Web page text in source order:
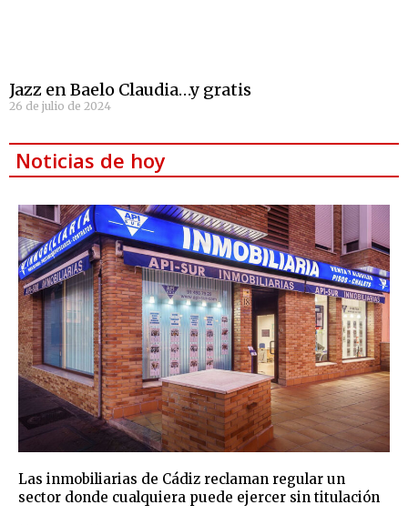
Jazz en Baelo Claudia…y gratis
26 de julio de 2024
Noticias de hoy
Las inmobiliarias de Cádiz reclaman regular un
sector donde cualquiera puede ejercer sin titulación